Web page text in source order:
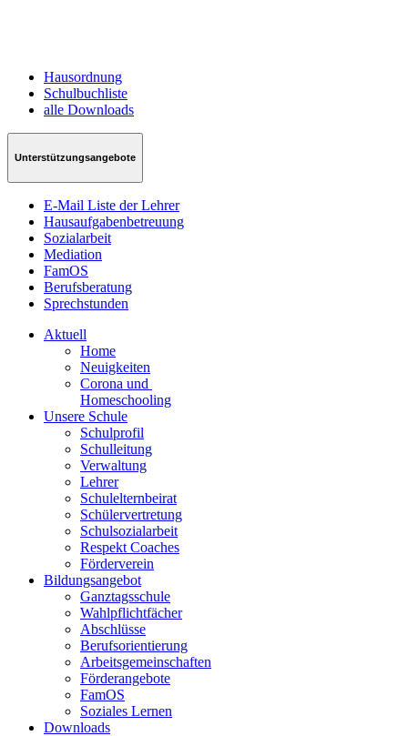
Hausordnung
Schulbuchliste
alle Downloads
Unterstützungsangebote
E-Mail Liste der Lehrer
Hausaufgabenbetreuung
Sozialarbeit
Mediation
FamOS
Berufsberatung
Sprechstunden
Aktuell
Home
Neuigkeiten
Corona und
Homeschooling
Unsere Schule
Schulprofil
Schulleitung
Verwaltung
Lehrer
Schulelternbeirat
Schülervertretung
Schulsozialarbeit
Respekt Coaches
Förderverein
Bildungsangebot
Ganztagsschule
Wahlpflichtfächer
Abschlüsse
Berufsorientierung
Arbeitsgemeinschaften
Förderangebote
FamOS
Soziales Lernen
Downloads